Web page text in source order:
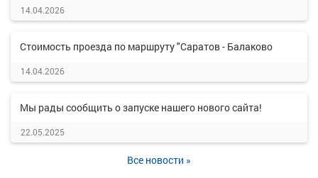
14.04.2026
Стоимость проезда по маршруту "Саратов - Балаково
14.04.2026
Мы рады сообщить о запуске нашего нового сайта!
22.05.2025
Все новости »